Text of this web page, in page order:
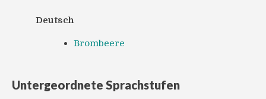
Deutsch
Brombeere
Untergeordnete Sprachstufen